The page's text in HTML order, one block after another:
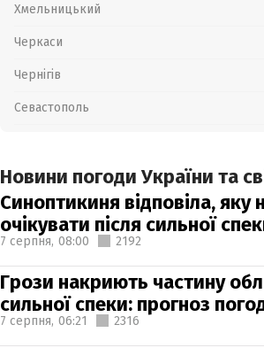
Хмельницький
Черкаси
Чернігів
Севастополь
Новини погоди України та
Синоптикиня відповіла, яку
очікувати після сильної
7 серпня, 08:00 2192
Грози накриють частину
сильної спеки: прогноз
7 серпня, 06:21 2316